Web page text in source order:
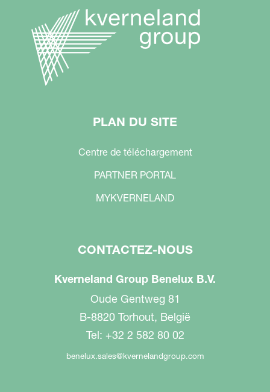
PLAN DU SITE
Centre de téléchargement
PARTNER PORTAL
MYKVERNELAND
CONTACTEZ-NOUS
Kverneland Group Benelux B.V.
Oude Gentweg 81
B-8820 Torhout, België
Tel: +32 2 582 80 02
benelux.sales@kvernelandgroup.com